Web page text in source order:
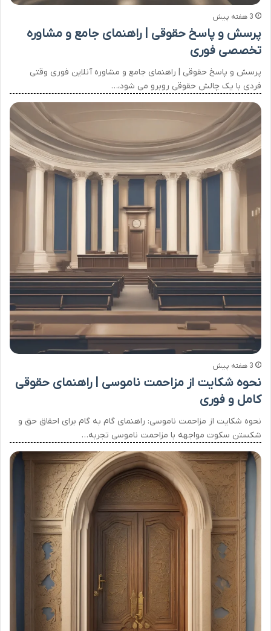
3 هفته پیش
پرسش و پاسخ حقوقی | راهنمای جامع و مشاوره
تخصصی فوری
پرسش و پاسخ حقوقی | راهنمای جامع و مشاوره آنلاین فوری وقتی
فردی با یک چالش حقوقی روبرو می شود،…
3 هفته پیش
نحوه شکایت از مزاحمت ناموسی | راهنمای حقوقی
کامل و فوری
نحوه شکایت از مزاحمت ناموسی: راهنمای گام به گام برای احقاق حق و
شکستن سکوت مواجهه با مزاحمت ناموسی تجربه…